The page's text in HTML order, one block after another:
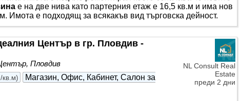
е на две нива като партерния етаж е 16,5 кв.м и има нов
Имота е подходящ за всякакъв вид търговска дейност.
NL Consult Real
Estate
преди 2 дни
Център в гр. Пловдив -
Пловдив
кв.м)
Магазин, Офис, Кабинет, Салон за